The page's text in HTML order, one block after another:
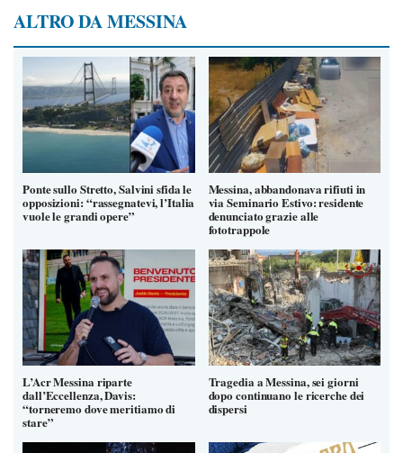
ALTRO DA MESSINA
Ponte sullo Stretto, Salvini sfida le
opposizioni: “rassegnatevi, l’Italia
vuole le grandi opere”
Messina, abbandonava rifiuti in
via Seminario Estivo: residente
denunciato grazie alle
fototrappole
L’Acr Messina riparte
dall’Eccellenza, Davis:
“torneremo dove meritiamo di
stare”
Tragedia a Messina, sei giorni
dopo continuano le ricerche dei
dispersi